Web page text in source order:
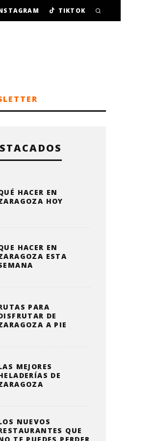
TIKTOK
HACER EN
HOY
HACER EN
ESTA
PARA
DE
A PIE
MEJORES
DE
NUEVOS
QUE
TE PUEDES PERDER